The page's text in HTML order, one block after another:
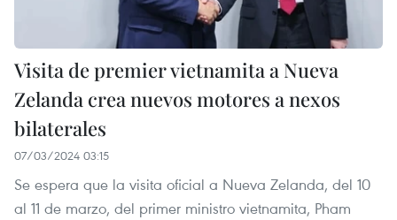
Visita de premier vietnamita a Nueva
Zelanda crea nuevos motores a nexos
bilaterales
07/03/2024 03:15
Se espera que la visita oficial a Nueva Zelanda, del 10
al 11 de marzo, del primer ministro vietnamita, Pham